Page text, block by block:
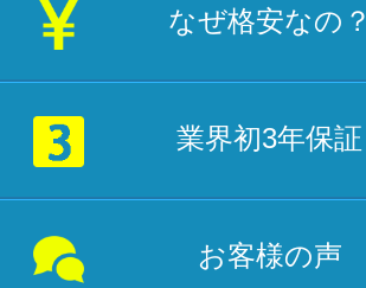
なぜ格安なの？
業界初3年保証
お客様の声